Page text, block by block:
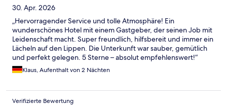
30. Apr. 2026
„Hervorragender Service und tolle Atmosphäre! Ein
wunderschönes Hotel mit einem Gastgeber, der seinen Job mit
Leidenschaft macht. Super freundlich, hilfsbereit und immer ein
Lächeln auf den Lippen. Die Unterkunft war sauber, gemütlich
und perfekt gelegen. 5 Sterne – absolut empfehlenswert!“
Klaus, Aufenthalt von 2 Nächten
Verifizierte Bewertung